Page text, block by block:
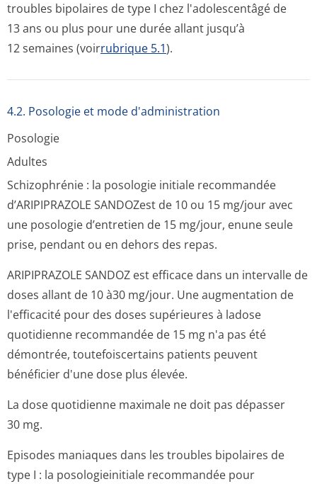
troubles bipolaires de type I chez l'adolescentâgé de
13 ans ou plus pour une durée allant jusqu’à
12 semaines (voirrubrique 5.1).
4.2. Posologie et mode d'administration
Posologie
Adultes
Schizophrénie : la posologie initiale recommandée
d’ARIPIPRAZOLE SANDOZest de 10 ou 15 mg/jour avec
une posologie d’entretien de 15 mg/jour, enune seule
prise, pendant ou en dehors des repas.
ARIPIPRAZOLE SANDOZ est efficace dans un intervalle de
doses allant de 10 à30 mg/jour. Une augmentation de
l'efficacité pour des doses supérieures à ladose
quotidienne recommandée de 15 mg n'a pas été
démontrée, toutefoiscertains patients peuvent
bénéficier d'une dose plus élevée.
La dose quotidienne maximale ne doit pas dépasser
30 mg.
Episodes maniaques dans les troubles bipolaires de
type I : la posologieinitiale recommandée pour